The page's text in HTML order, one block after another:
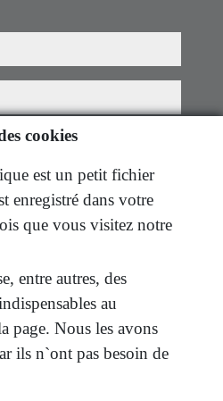
conditions d'utilisation et
cookies
est un petit fichier
enregistré dans votre
que vous visitez notre
entre autres, des
au
page. Nous les avons
ils n`ont pas besoin de